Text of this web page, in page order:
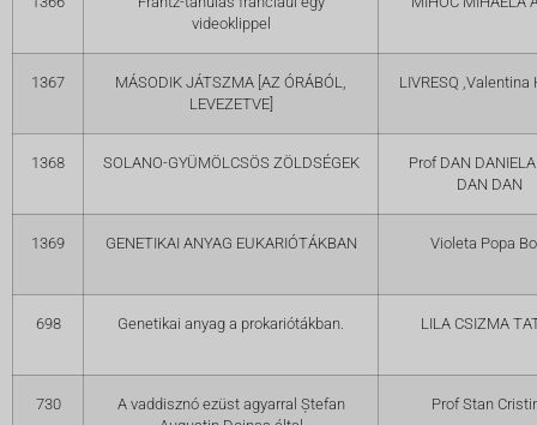
videoklippel
1367
MÁSODIK JÁTSZMA [AZ ÓRÁBÓL,
LEVEZETVE]
LIVRESQ ,Valentina
1368 SOLANO-GYÜMÖLCSÖS ZÖLDSÉGEK
Prof DAN
DAN DAN
1369 GENETIKAI ANYAG EUKARIÓTÁKBAN Violeta Popa
698 Genetikai anyag a prokariótákban. LILA CSIZMA
730
A vaddisznó ezüst agyarral Ștefan
Prof Stan